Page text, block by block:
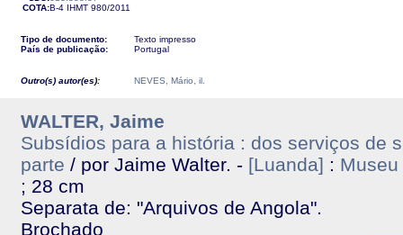
COTA:B-4 IHMT 980/2011
Tipo de documento:
Texto impresso
País de publicação:
Portugal
Outro(s) autor(es): NEVES, Mário, il.
WALTER, Jaime
Subsídios para a história : dos serviços de
parte / por Jaime Walter. - [Luanda] :
; 28 cm
Separata de: "Arquivos de Angola".
Brochado